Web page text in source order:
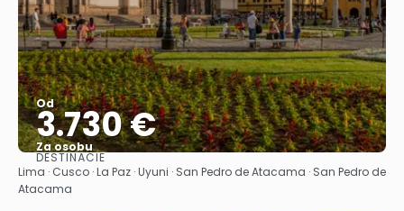
Od
3.730 €
Za osobu
Pozrieť sa
DESTINÁCIE
Lima · Cusco · La Paz · Uyuni · San Pedro de Atacama · San Pedro de
Atacama